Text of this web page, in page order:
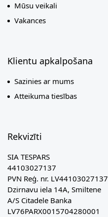
Mūsu veikali
Vakances
Klientu apkalpošana
Sazinies ar mums
Atteikuma tiesības
Rekvizīti
SIA TESPARS
44103027137
PVN Reģ. nr. LV44103027137
Dzirnavu iela 14A, Smiltene
A/S Citadele Banka
LV76PARX0015704280001